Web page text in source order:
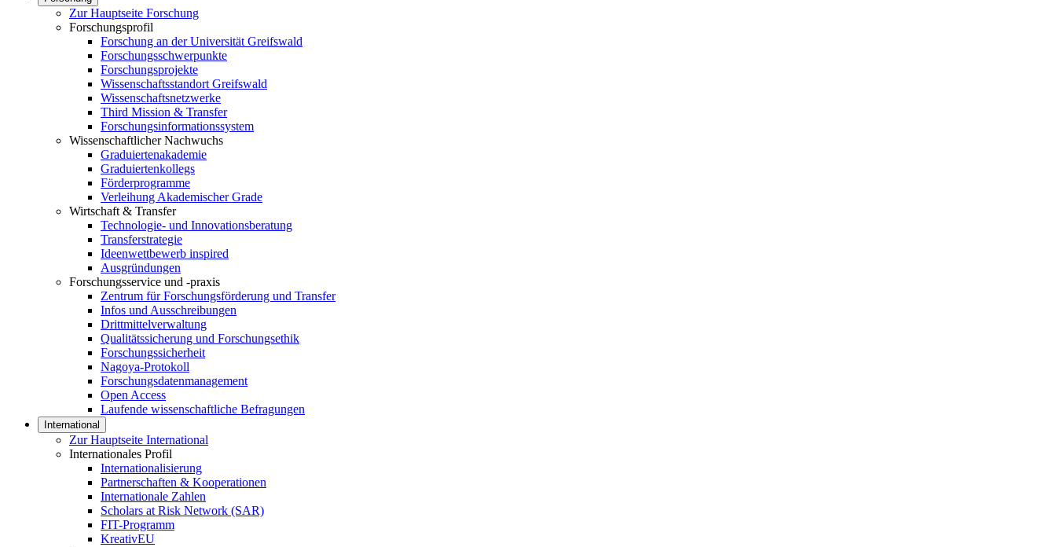
Zur Hauptseite Forschung
Forschungsprofil
Forschung an der Universität Greifswald
Forschungsschwerpunkte
Forschungsprojekte
Wissenschaftsstandort Greifswald
Wissenschaftsnetzwerke
Third Mission & Transfer
Forschungsinformationssystem
Wissenschaftlicher Nachwuchs
Graduiertenakademie
Graduiertenkollegs
Förderprogramme
Verleihung Akademischer Grade
Wirtschaft & Transfer
Technologie- und Innovationsberatung
Transferstrategie
Ideenwettbewerb inspired
Ausgründungen
Forschungsservice und -praxis
Zentrum für Forschungsförderung und Transfer
Infos und Ausschreibungen
Drittmittelverwaltung
Qualitätssicherung und Forschungsethik
Forschungssicherheit
Nagoya-Protokoll
Forschungsdatenmanagement
Open Access
Laufende wissenschaftliche Befragungen
International
Zur Hauptseite International
Internationales Profil
Internationalisierung
Partnerschaften & Kooperationen
Internationale Zahlen
Scholars at Risk Network (SAR)
FIT-Programm
KreativEU